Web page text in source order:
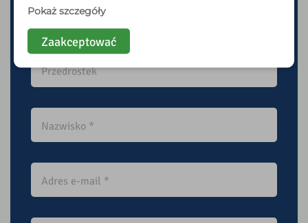
Pokaż szczegóły
Zaakceptować